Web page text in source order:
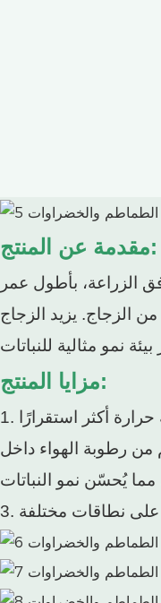
مقدمة عن المنتج:
الزراعة، بأطول عمر
الزجاج. يزيد الزجاج
مزايا المنتج:
من رطوبة الهواء داخل